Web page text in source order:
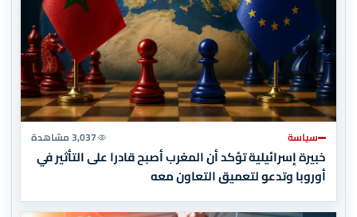
سياسة 3,037 مشاهدة
خبيرة إسرائيلية تؤكد أن المغرب أصبح قادرا على التأثير في
أوروبا وتدعو لتعميق التعاون معه